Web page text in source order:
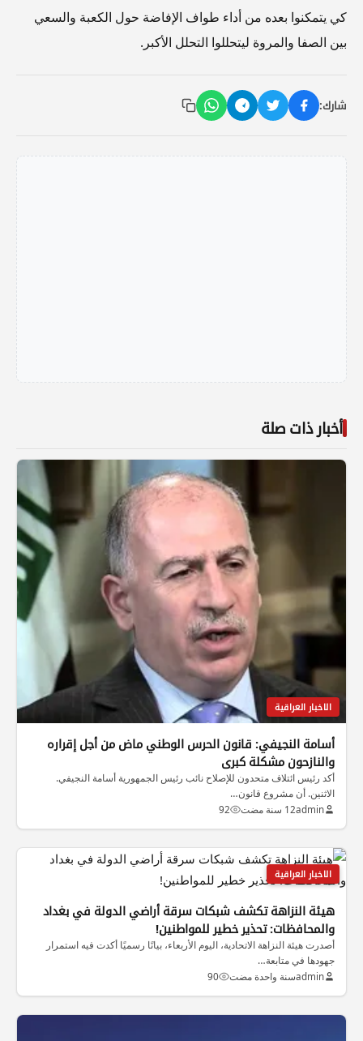
كي يتمكنوا بعده من أداء طواف الإفاضة حول الكعبة والسعي
بين الصفا والمروة ليتحللوا التحلل الأكبر.
شارك:
أخبار ذات صلة
الاخبار العراقية
أسامة النجيفي: قانون الحرس الوطني ماض من أجل إقراره
والنازحون مشكلة كبرى
أكد رئيس ائتلاف متحدون للإصلاح نائب رئيس الجمهورية أسامة النجيفي.
الاثنين. أن مشروع قانون…
admin12 سنة مضت 92
الاخبار العراقية
هيئة النزاهة تكشف شبكات سرقة أراضي الدولة في بغداد
والمحافظات: تحذير خطير للمواطنين!
أصدرت هيئة النزاهة الاتحادية، اليوم الأربعاء، بيانًا رسميًا أكدت فيه استمرار
جهودها في متابعة…
adminسنة واحدة مضت 90